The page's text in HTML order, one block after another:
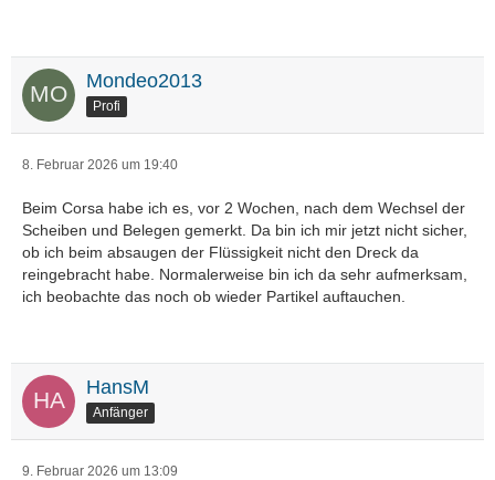
Mondeo2013
Profi
8. Februar 2026 um 19:40
Beim Corsa habe ich es, vor 2 Wochen, nach dem Wechsel der
Scheiben und Belegen gemerkt. Da bin ich mir jetzt nicht sicher,
ob ich beim absaugen der Flüssigkeit nicht den Dreck da
reingebracht habe. Normalerweise bin ich da sehr aufmerksam,
ich beobachte das noch ob wieder Partikel auftauchen.
HansM
Anfänger
9. Februar 2026 um 13:09